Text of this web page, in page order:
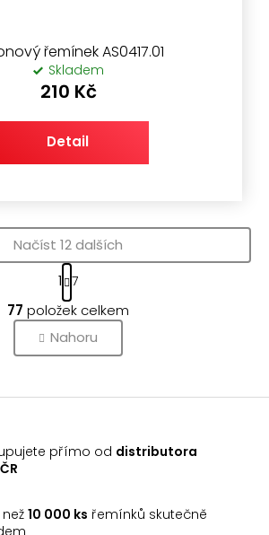
řemínek AS0417.01
Skladem
210 Kč
Detail
O
v
l
á
a
p
k
Načíst 12 dalších
S
t
r
á
n
k
í
1 7
77 položek celkem
Nahoru
přímo od distributora
než10 000 ks řemínků skutečně